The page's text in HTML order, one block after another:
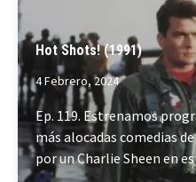
Hot Shots! (1991)
4 Febrero, 2024
Ep. 119. Estrenamos
más alocadas comedias
por un Charlie Sheen en